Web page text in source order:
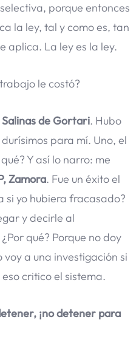
porque entonces
la ley, tal y como es, tan
aplica. La ley es la ley.
le costó?
Salinas de Gortari. Hubo
para mí. Uno, el
Y así lo narro: me
Zamora. Fue un éxito el
si yo hubiera fracasado?
y decirle al
qué? Porque no doy
voy a una investigación si
critico el sistema.
¡no detener para